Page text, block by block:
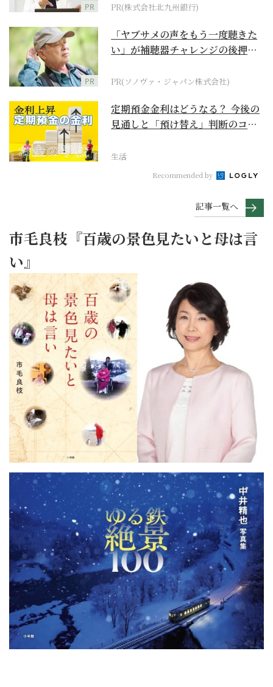
PR PR(株式会社北九州銀行)
PR
「ヤブサメの声をもう一度聴きた
い」が補聴器チャレンジの後押し
PR(ソノヴァ・ジャパン株式会社)
定期預金金利はどうなる？ 今後の
見通しと「預け替え」判断のコツ
生活
Recommended by
記事一覧へ
市毛良枝『百歳の景色見たいと母は言
い』